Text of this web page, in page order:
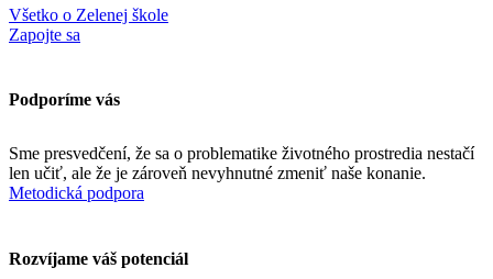
Všetko o Zelenej škole
Zapojte sa
Podporíme vás
Sme presvedčení, že sa o problematike životného prostredia nestačí
len učiť, ale že je zároveň nevyhnutné zmeniť naše konanie.
Metodická podpora
Rozvíjame váš potenciál